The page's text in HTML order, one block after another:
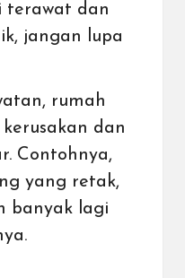
terawat dan
jangan lupa
rumah
dan
Contohnya,
yang retak,
banyak lagi